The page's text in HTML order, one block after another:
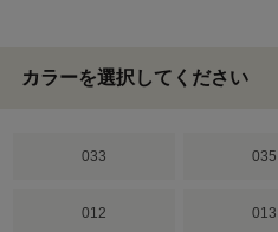
カラーを選択してください
033 035
012 013